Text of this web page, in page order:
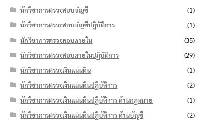
นักวิชาการตรวจสอบบัญชี
(1)
นักวิชาการตรวจสอบบัญชีปฏิบัติการ
(1)
นักวิชาการตรวจสอบภายใน
(35)
นักวิชาการตรวจสอบภายในปฏิบัติการ
(29)
นักวิชาการตรวจเงินแผ่นดิน
(1)
นักวิชาการตรวจเงินแผ่นดินปฏิบัติการ
(2)
นักวิชาการตรวจเงินแผ่นดินปฏิบัติการ ด้านกฎหมาย
(1)
นักวิชาการตรวจเงินแผ่นดินปฏิบัติการ ด้านบัญชี
(2)